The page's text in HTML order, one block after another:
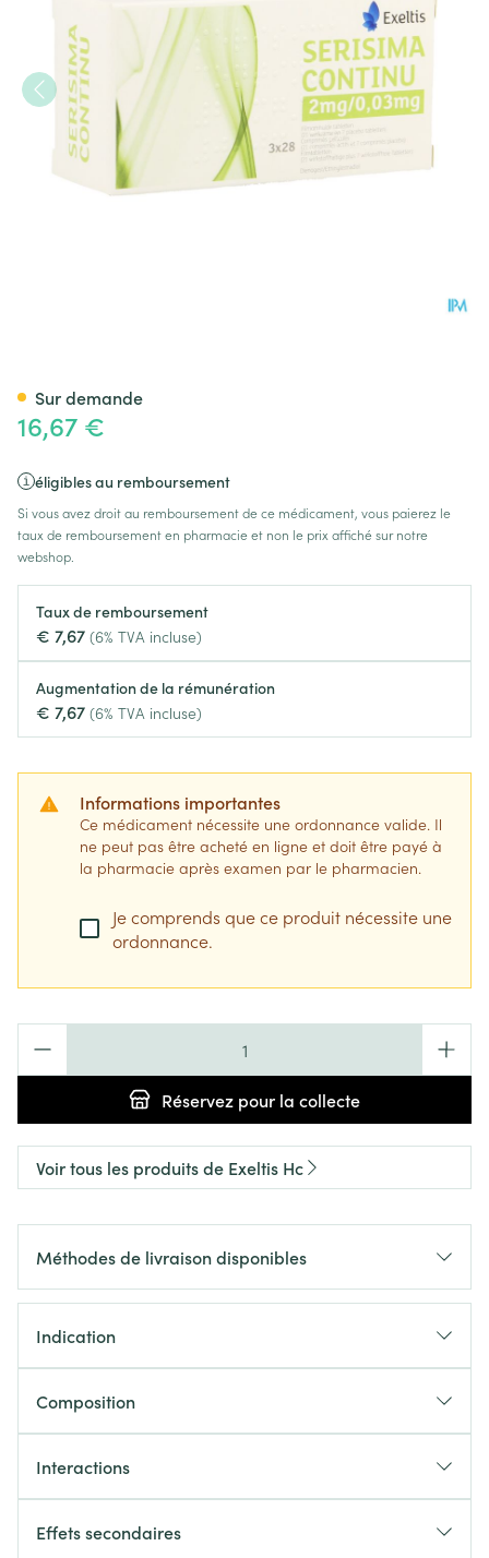
16,67 €
éligibles au remboursement
Si vous avez droit au remboursement de ce médicament, vous paierez le
taux de remboursement en pharmacie et non le prix affiché sur notre
webshop.
Taux de remboursement
€ 7,67 (6% TVA incluse)
Augmentation de la rémunération
€ 7,67 (6% TVA incluse)
Informations importantes
Ce médicament nécessite une ordonnance valide. Il
ne peut pas être acheté en ligne et doit être payé à
la pharmacie après examen par le pharmacien.
Je comprends que ce produit nécessite une
ordonnance.
Réservez pour la collecte
Sur demande
Voir tous les produits de Exeltis Hc
Méthodes de livraison disponibles
Indication
Composition
Interactions
Effets secondaires